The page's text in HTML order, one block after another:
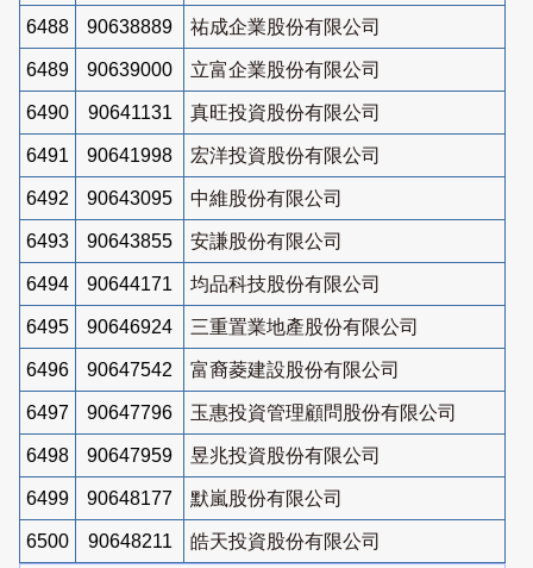
6488 90638889 祐成企業股份有限公司
6489 90639000 立富企業股份有限公司
6490 90641131 真旺投資股份有限公司
6491 90641998 宏洋投資股份有限公司
6492 90643095 中維股份有限公司
6493 90643855 安謙股份有限公司
6494 90644171 均品科技股份有限公司
6495 90646924 三重置業地產股份有限公司
6496 90647542 富裔菱建設股份有限公司
6497 90647796 玉惠投資管理顧問股份有限公司
6498 90647959 昱兆投資股份有限公司
6499 90648177 默嵐股份有限公司
6500 90648211
皓天投資股份有限公司